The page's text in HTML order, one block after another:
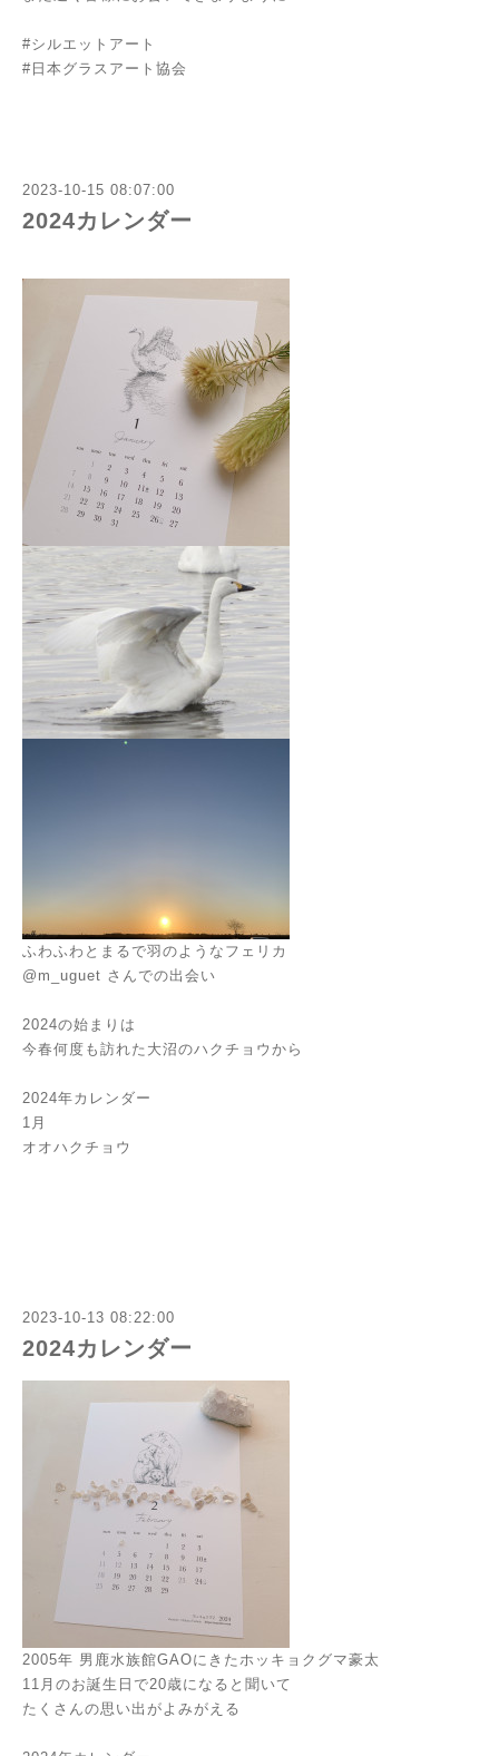
#シルエットアート
#日本グラスアート協会
2023-10-15 08:07:00
2024カレンダー
ふわふわとまるで羽のようなフェリカ
@m_uguet さんでの出会い
2024の始まりは
今春何度も訪れた大沼のハクチョウから
2024年カレンダー
1月
オオハクチョウ
2023-10-13 08:22:00
2024カレンダー
2005年 男鹿水族館GAOにきたホッキョクグマ豪太
11月のお誕生日で20歳になると聞いて
たくさんの思い出がよみがえる